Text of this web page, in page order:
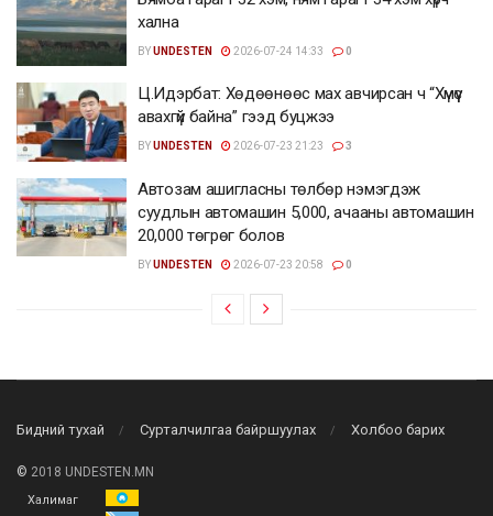
хална
BYUNDESTEN 2026-07-24 14:33 0
Ц.Идэрбат: Хөдөөнөөс мах авчирсан ч “Хүмүүс
авахгүй байна” гээд буцжээ
BYUNDESTEN 2026-07-23 21:23 3
Автозам ашигласны төлбөр нэмэгдэж
суудлын автомашин 5,000, ачааны автомашин
20,000 төгрөг болов
BYUNDESTEN 2026-07-23 20:58 0
Бидний тухай Сурталчилгаа байршуулах Холбоо барих
© 2018 UNDESTEN.MN
Халимаг